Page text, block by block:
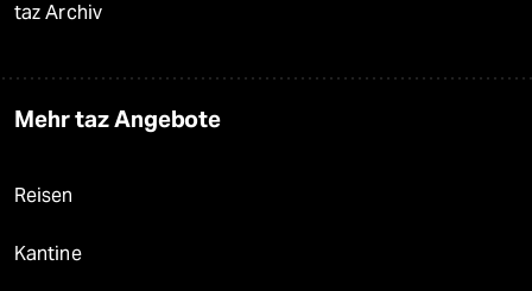
taz Archiv
Mehr taz Angebote
Reisen
Kantine